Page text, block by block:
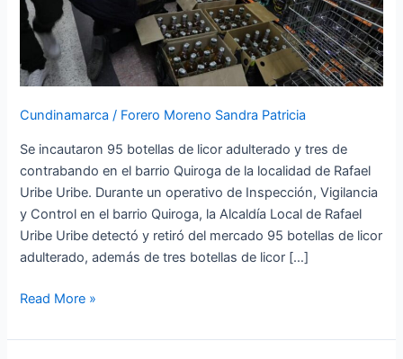
Cundinamarca / Forero Moreno Sandra Patricia
Se incautaron 95 botellas de licor adulterado y tres de
contrabando en el barrio Quiroga de la localidad de Rafael
Uribe Uribe. Durante un operativo de Inspección, Vigilancia
y Control en el barrio Quiroga, la Alcaldía Local de Rafael
Uribe Uribe detectó y retiró del mercado 95 botellas de licor
adulterado, además de tres botellas de licor […]
en
Bogotá
Read More »